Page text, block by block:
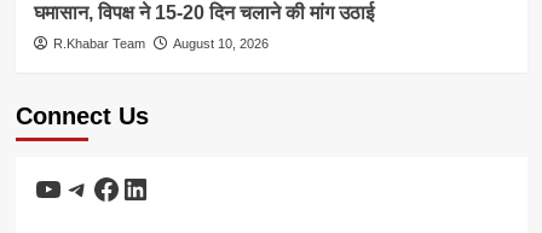
घमासान, विपक्ष ने 15-20 दिन चलाने की मांग उठाई
R.Khabar Team August 10, 2026
Connect Us
YouTube
Telegram
Facebook
LinkedIn